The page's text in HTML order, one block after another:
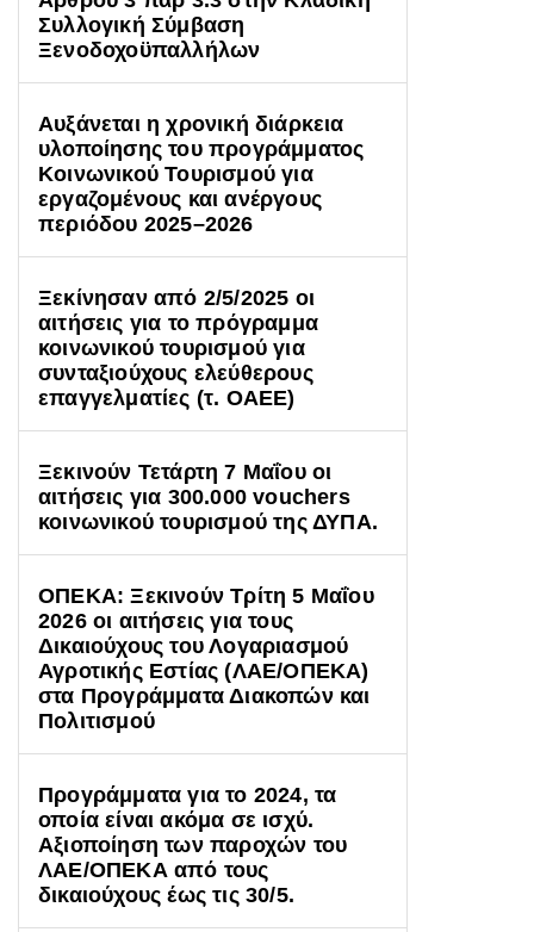
Συλλογική Σύμβαση
Ξενοδοχοϋπαλλήλων
Αυξάνεται η χρονική διάρκεια
υλοποίησης του προγράμματος
Κοινωνικού Τουρισμού για
εργαζομένους και ανέργους
περιόδου 2025–2026
Ξεκίνησαν από 2/5/2025 οι
αιτήσεις για το πρόγραμμα
κοινωνικού τουρισμού για
συνταξιούχους ελεύθερους
επαγγελματίες (τ. ΟΑΕΕ)
Ξεκινούν Τετάρτη 7 Μαΐου οι
αιτήσεις για 300.000 vouchers
κοινωνικού τουρισμού της ΔΥΠΑ.
ΟΠΕΚΑ: Ξεκινούν Τρίτη 5 Μαΐου
2026 οι αιτήσεις για τους
Δικαιούχους του Λογαριασμού
Αγροτικής Εστίας (ΛΑΕ/ΟΠΕΚΑ)
στα Προγράμματα Διακοπών και
Πολιτισμού
Προγράμματα για το 2024, τα
οποία είναι ακόμα σε ισχύ.
Αξιοποίηση των παροχών του
ΛΑΕ/ΟΠΕΚΑ από τους
δικαιούχους έως τις 30/5.